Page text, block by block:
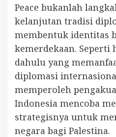
Peace bukanlah
kelanjutan tradisi
membentuk identitas
kemerdekaan. Seperti
dahulu yang
diplomasi
memperoleh
Indonesia mencoba
strategisnya untuk
negara bagi Palestina.